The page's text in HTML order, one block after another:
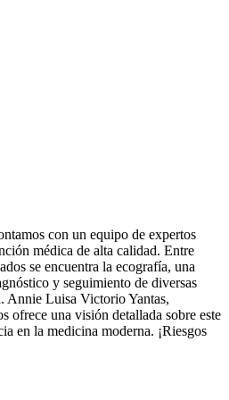
con un equipo de expertos
médica de alta calidad. Entre
se encuentra la ecografía, una
y seguimiento de diversas
Annie Luisa Victorio Yantas,
ofrece una visión detallada sobre este
en la medicina moderna. ¡Riesgos